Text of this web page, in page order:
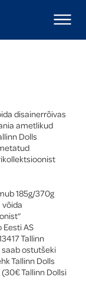
disainerrõivas
ametlikud
Dolls
185g/370g
võida
AS
Tallinn
ostutšeki
Tallinn Dolls
Tallinn Dollsi